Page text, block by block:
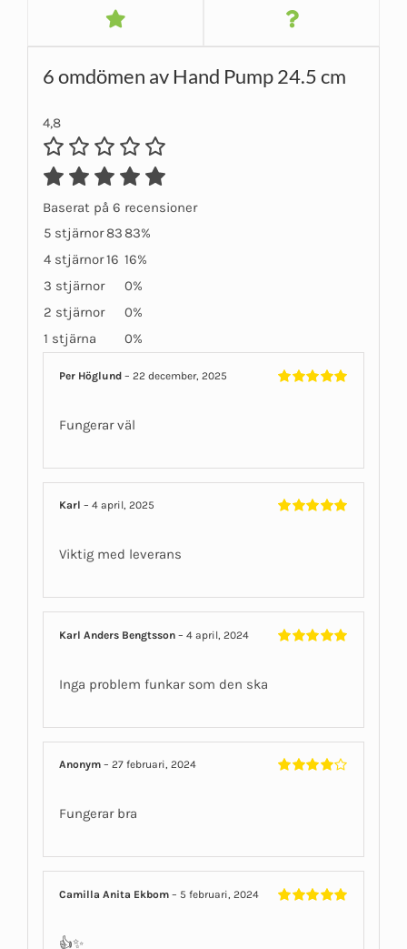
6 omdömen av Hand Pump 24.5 cm
4,8
Baserat på 6 recensioner
5 stjärnor8383%
4 stjärnor16 16%
3 stjärnor
0%
2 stjärnor
0%
1 stjärna
0%
Per Höglund– 22 december, 2025
Fungerar väl
Karl– 4 april, 2025
Viktig med leverans
Karl Anders Bengtsson– 4 april, 2024
Inga problem funkar som den ska
Anonym– 27 februari, 2024
Fungerar bra
Camilla Anita Ekbom– 5 februari, 2024
👍✨